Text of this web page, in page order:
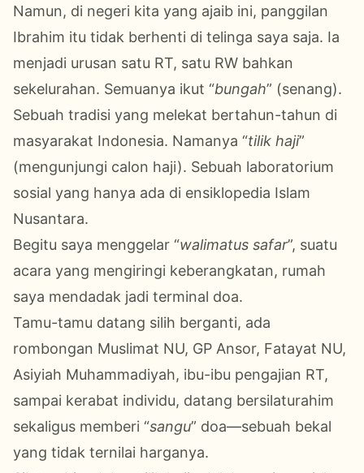
Namun, di negeri kita yang ajaib ini, panggilan
Ibrahim itu tidak berhenti di telinga saya saja. Ia
menjadi urusan satu RT, satu RW bahkan
sekelurahan. Semuanya ikut “bungah” (senang).
Sebuah tradisi yang melekat bertahun-tahun di
masyarakat Indonesia. Namanya “tilik haji”
(mengunjungi calon haji). Sebuah laboratorium
sosial yang hanya ada di ensiklopedia Islam
Nusantara.
Begitu saya menggelar “walimatus safar”, suatu
acara yang mengiringi keberangkatan, rumah
saya mendadak jadi terminal doa.
Tamu-tamu datang silih berganti, ada
rombongan Muslimat NU, GP Ansor, Fatayat NU,
Asiyiah Muhammadiyah, ibu-ibu pengajian RT,
sampai kerabat individu, datang bersilaturahim
sekaligus memberi “sangu” doa—sebuah bekal
yang tidak ternilai harganya.